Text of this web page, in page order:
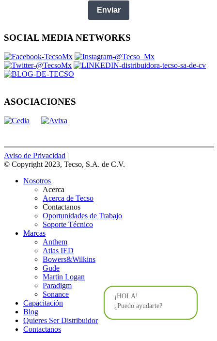
Enviar
SOCIAL MEDIA NETWORKS
ASOCIACIONES
Aviso de Privacidad |
© Copyright 2023, Tecso, S.A. de C.V.
Nosotros
Acerca
Acerca de Tecso
Contactanos
Oportunidades de Trabajo
Soporte Técnico
Marcas
Anthem
Atlas IED
Bowers&Wilkins
Gude
Martin Logan
Paradigm
Sonance
Capacitación
Blog
Quieres Ser Distribuidor
Contactanos
¡HOLA!
¿Puedo ayudarte?